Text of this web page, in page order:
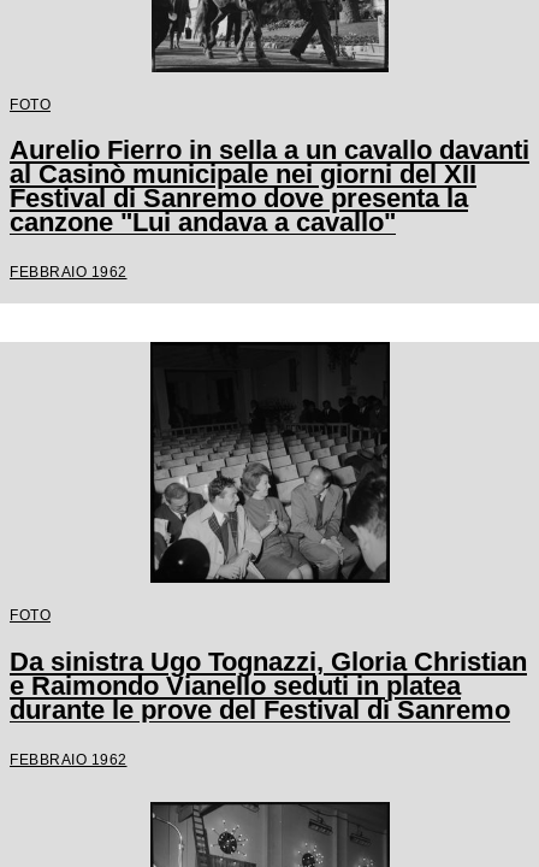
FOTO
Aurelio Fierro in sella a un cavallo davanti
al Casinò municipale nei giorni del XII
Festival di Sanremo dove presenta la
canzone "Lui andava a cavallo"
FEBBRAIO 1962
FOTO
Da sinistra Ugo Tognazzi, Gloria Christian
e Raimondo Vianello seduti in platea
durante le prove del Festival di Sanremo
FEBBRAIO 1962